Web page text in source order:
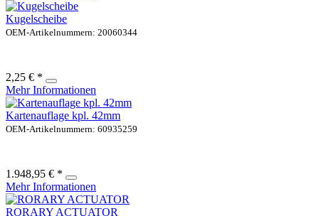
Kugelscheibe
OEM-Artikelnummern: 20060344
2,25 € *
Mehr Informationen
Kartenauflage kpl. 42mm
OEM-Artikelnummern: 60935259
1.948,95 € *
Mehr Informationen
RORARY ACTUATOR